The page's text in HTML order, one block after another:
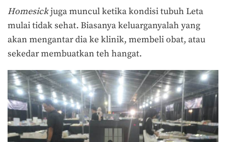
Homesickjuga muncul ketika kondisi tubuh Leta
mulai tidak sehat. Biasanya keluarganyalah yang
akan mengantar dia ke klinik, membeli obat, atau
sekedar membuatkan teh hangat.